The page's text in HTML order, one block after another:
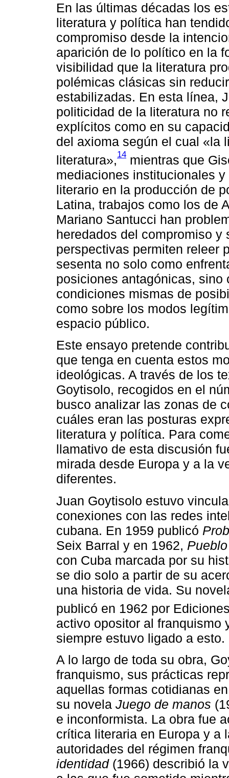
En las últimas décadas los
literatura y política han
compromiso desde la
aparición de lo político en la
visibilidad que la literatura
polémicas clásicas sin
estabilizadas. En esta línea,
politicidad de la literatura no
explícitos como en su
del axioma según el cual «la
literatura»,14 mientras que
mediaciones institucionales
literario en la producción de
Latina, trabajos como los de
Mariano Santucci han
heredados del compromiso
perspectivas permiten releer
sesenta no solo como
posiciones antagónicas,
condiciones mismas de
como sobre los modos
espacio público.
Este ensayo pretende
que tenga en cuenta estos
ideológicas. A través de los
Goytisolo, recogidos en el
busco analizar las zonas de
cuáles eran las posturas
literatura y política. Para
llamativo de esta discusión
mirada desde Europa y a la
diferentes.
Juan Goytisolo estuvo
conexiones con las redes
cubana. En 1959 publicó
Seix Barral y en 1962,
con Cuba marcada por su
se dio solo a partir de su
una historia de vida. Su
publicó en 1962 por
activo opositor al franquismo
siempre estuvo ligado a esto.
A lo largo de toda su obra,
franquismo, sus prácticas
aquellas formas cotidianas
su novela Juego de manos
e inconformista. La obra fue
crítica literaria en Europa y a
autoridades del régimen
identidad(1966) describió la